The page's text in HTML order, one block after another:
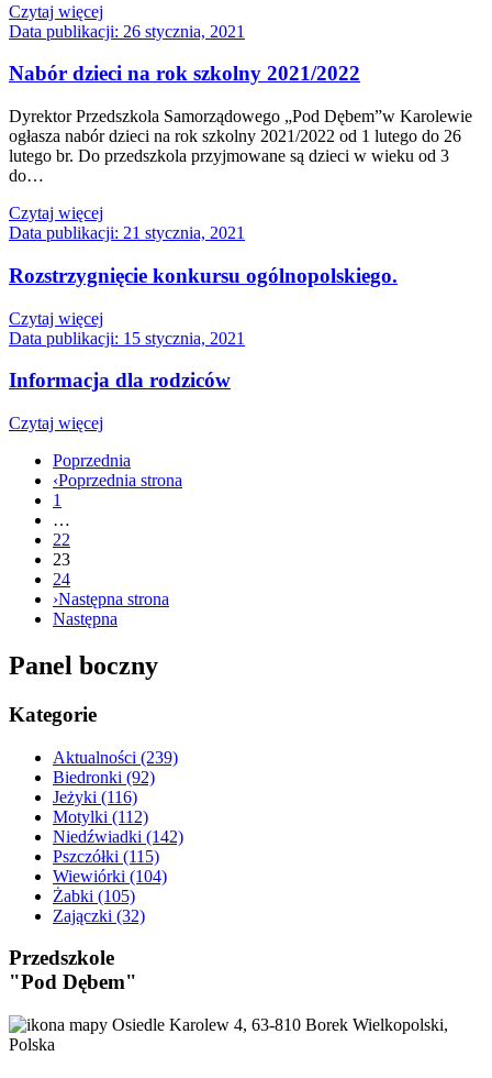
Czytaj więcej
Data publikacji: 26 stycznia, 2021
Nabór dzieci na rok szkolny 2021/2022
Dyrektor Przedszkola Samorządowego „Pod Dębem”w Karolewie
ogłasza nabór dzieci na rok szkolny 2021/2022 od 1 lutego do 26
lutego br. Do przedszkola przyjmowane są dzieci w wieku od 3
do…
Czytaj więcej
Data publikacji: 21 stycznia, 2021
Rozstrzygnięcie konkursu ogólnopolskiego.
Czytaj więcej
Data publikacji: 15 stycznia, 2021
Informacja dla rodziców
Czytaj więcej
Poprzednia
‹Poprzednia strona
1
…
22
23
24
›Następna strona
Następna
Panel boczny
Kategorie
Aktualności (239)
Biedronki (92)
Jeżyki (116)
Motylki (112)
Niedźwiadki (142)
Pszczółki (115)
Wiewiórki (104)
Żabki (105)
Zajączki (32)
Przedszkole
"Pod Dębem"
Osiedle Karolew 4, 63-810 Borek Wielkopolski,
Polska